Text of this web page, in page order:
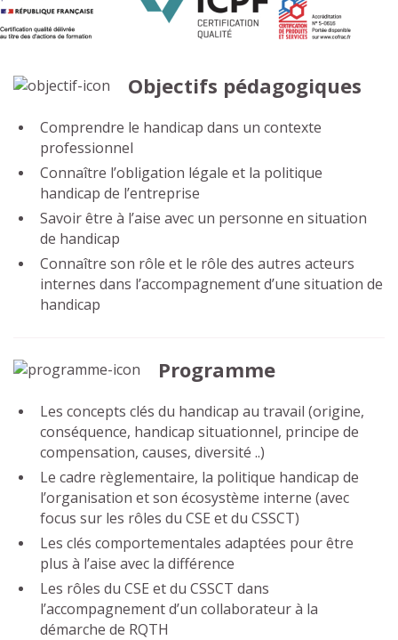
Objectifs pédagogiques
Comprendre le handicap dans un contexte
professionnel
Connaître l’obligation légale et la politique
handicap de l’entreprise
Savoir être à l’aise avec un personne en situation
de handicap
Connaître son rôle et le rôle des autres acteurs
internes dans l’accompagnement d’une situation de
handicap
Programme
Les concepts clés du handicap au travail (origine,
conséquence, handicap situationnel, principe de
compensation, causes, diversité ..)
Le cadre règlementaire, la politique handicap de
l’organisation et son écosystème interne (avec
focus sur les rôles du CSE et du CSSCT)
Les clés comportementales adaptées pour être
plus à l’aise avec la différence
Les rôles du CSE et du CSSCT dans
l’accompagnement d’un collaborateur à la
démarche de RQTH